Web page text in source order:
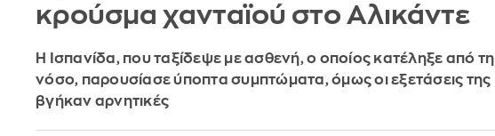
κρούσμα χανταϊού στο Αλικάντε
Η Ισπανίδα, που ταξίδεψε με ασθενή, ο οποίος κατέληξε από τη
νόσο, παρουσίασε ύποπτα συμπτώματα, όμως οι εξετάσεις της
βγήκαν αρνητικές